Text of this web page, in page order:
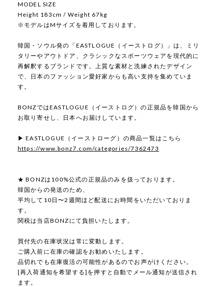
MODEL SIZE
Height 183cm / Weight 67kg
※モデルはMサイズを着用しております。
韓国・ソウル発の「EASTLOGUE（イーストログ）」は、ミリ
タリーやアウトドア、クラシックなスポーツウェアを現代的に
再解釈するブランドです。上質な素材と洗練されたデザイン
で、日本のファッション愛好家からも高い支持を集めていま
す。
BONZではEASTLOGUE（イーストログ）の正規品を韓国から
お取り寄せし、日本へお届けしています。
▶ EASTLOGUE（イーストローグ）の商品一覧はこちら
https://www.bonz7.com/categories/7362473
★ BONZは100%公式の正規品のみを扱っております。
韓国からの発送のため、
平均して10日〜2週間ほど配送にお時間をいただいておりま
す。
関税は当店BONZにて負担いたします。
買付先の在庫状況は常に変動します。
ご購入前に在庫の確認をお勧めいたします。
品切れでも在庫復活の可能性があるのでお声がけください。
[再入荷通知を希望する]を押すと自動でメール通知が送信され
ます。